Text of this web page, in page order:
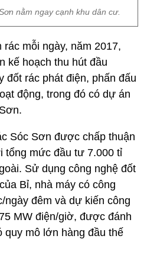
nằm ngay cạnh khu dân cư.
mỗi ngày, năm 2017,
kế hoạch thu hút đầu
đốt rác phát điện, phấn đấu
động, trong đó có dự án
Sóc Sơn được chấp thuận
tổng mức đầu tư 7.000 tỉ
Sử dụng công nghệ đốt
Bỉ, nhà máy có công
ngày đêm và dự kiến công
MW điện/giờ, được đánh
quy mô lớn hàng đầu thế